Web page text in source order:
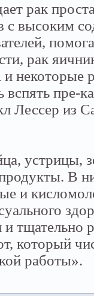
рак
с высоким
рак
некоторые
вспять пре-
Лессер из
устрицы,
В
и
тщательно
который
работы».